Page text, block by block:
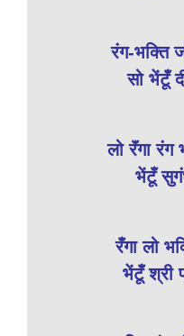
रंग-भक्ति
सो भेंटूँ
लो रॅंगा
भेंटूँ
रँगा लो
भेंटूँ श्री